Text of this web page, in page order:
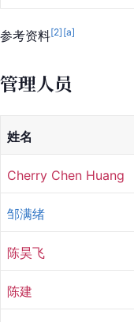
参考资料[2] [a]
管理人员
姓名
Cherry Chen Huang
邹满绪
陈昊飞
陈建